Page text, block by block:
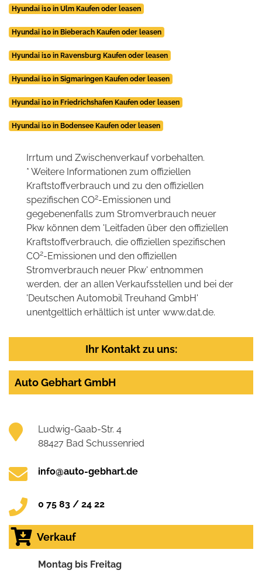
Hyundai i10 in Ulm Kaufen oder leasen
Hyundai i10 in Bieberach Kaufen oder leasen
Hyundai i10 in Ravensburg Kaufen oder leasen
Hyundai i10 in Sigmaringen Kaufen oder leasen
Hyundai i10 in Friedrichshafen Kaufen oder leasen
Hyundai i10 in Bodensee Kaufen oder leasen
Irrtum und Zwischenverkauf vorbehalten.
* Weitere Informationen zum offiziellen
Kraftstoffverbrauch und zu den offiziellen
spezifischen CO2-Emissionen und
gegebenenfalls zum Stromverbrauch neuer
Pkw können dem 'Leitfaden über den offiziellen
Kraftstoffverbrauch, die offiziellen spezifischen
CO2-Emissionen und den offiziellen
Stromverbrauch neuer Pkw' entnommen
werden, der an allen Verkaufsstellen und bei der
'Deutschen Automobil Treuhand GmbH'
unentgeltlich erhältlich ist unter www.dat.de.
Ihr Kontakt zu uns:
Auto Gebhart GmbH
Ludwig-Gaab-Str. 4
88427 Bad Schussenried
info@auto-gebhart.de
0 75 83 / 24 22
Verkauf
Montag bis Freitag